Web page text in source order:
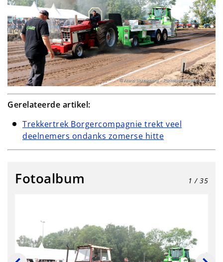
Gerelateerde artikel:
Trekkertrek Borgercompagnie trekt veel
deelnemers ondanks zomerse hitte
Fotoalbum 1 / 35